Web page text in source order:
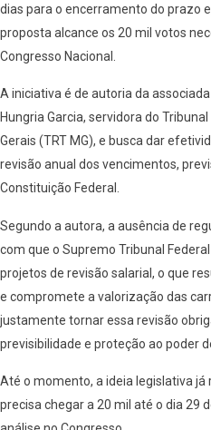
dias para o encerramento do prazo
proposta alcance os 20 mil votos
Congresso Nacional.
A iniciativa é de autoria da
Hungria Garcia, servidora do
Gerais (TRT MG), e busca dar
revisão anual dos vencimentos,
Constituição Federal.
Segundo a autora, a ausência de
com que o Supremo Tribunal
projetos de revisão salarial, o que
e compromete a valorização das
justamente tornar essa revisão
previsibilidade e proteção ao poder
Até o momento, a ideia legislativa já
precisa chegar a 20 mil até o dia 29